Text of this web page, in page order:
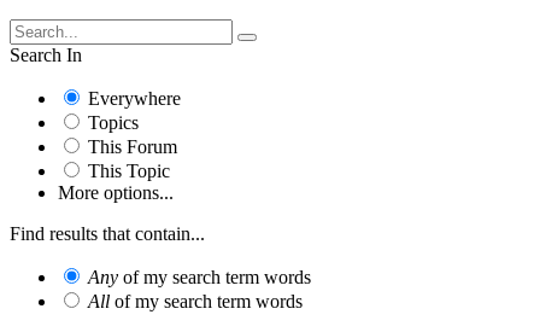
Search In
Everywhere
Topics
This Forum
This Topic
More options...
Find results that contain...
Any of my search term words
All of my search term words